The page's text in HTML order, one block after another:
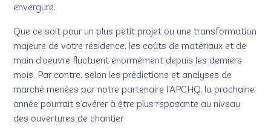
envergure.
Que ce soit pour un plus petit projet ou une transformation
majeure de votre résidence, les coûts de matériaux et de
main d’oeuvre fluctuent énormément depuis les derniers
mois. Par contre, selon les prédictions et analyses de
marché menées par notre partenaire l’APCHQ, la prochaine
année pourrait s’avérer à être plus reposante au niveau
des ouvertures de chantier